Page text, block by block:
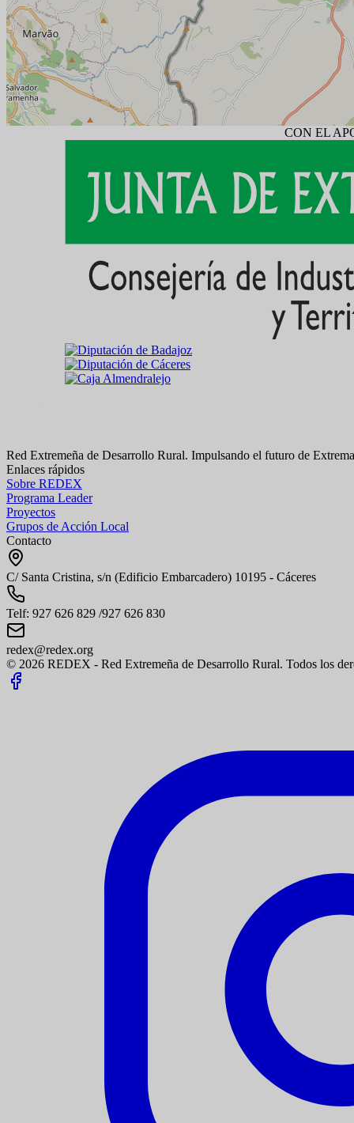
CON EL
Red Extremeña de Desarrollo Rural. Impulsando el futuro de
Enlaces rápidos
Sobre REDEX
Programa Leader
Proyectos
Grupos de Acción Local
Contacto
C/ Santa Cristina, s/n (Edificio Embarcadero) 10195 - Cáceres
Telf: 927 626 829 /927 626 830
redex@redex.org
© 2026 REDEX - Red Extremeña de Desarrollo Rural. Todos los